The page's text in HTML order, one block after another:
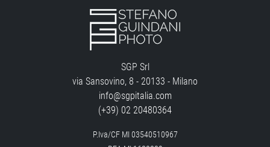
SGP Srl
via Sansovino, 8 - 20133 - Milano
info@sgpitalia.com
(+39) 02 20480364
P.Iva/CF MI 03540510967